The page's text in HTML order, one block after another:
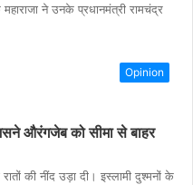
ने उनके प्रधानमंत्री रामचंद्र
Opinion
औरंगजेब को सीमा से बाहर
की नींद उड़ा दी। इस्लामी दुश्मनों के